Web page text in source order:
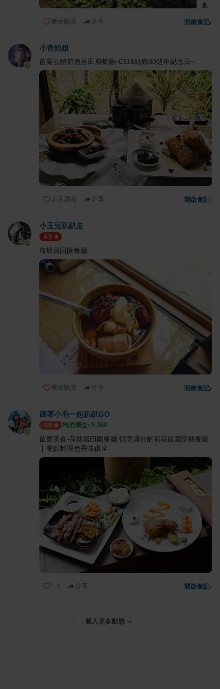
表示讚賞 分享 開啟食記›
小青姐姐
苗栗公館荷塘居田園餐廳~0316結婚30週年紀念日~
表示讚賞 分享 開啟食記›
小玉兒趴趴走
4.5
荷塘居田園餐廳
表示讚賞 分享 開啟食記›
跟著小毛一起趴趴GO
4.0 均消價位: $ 368
苗栗美食-荷塘居田園餐廳 愜意滿分的荷花庭園景觀餐廳
丨餐點料理色香味俱全
+ 1 分享 開啟食記›
載入更多動態